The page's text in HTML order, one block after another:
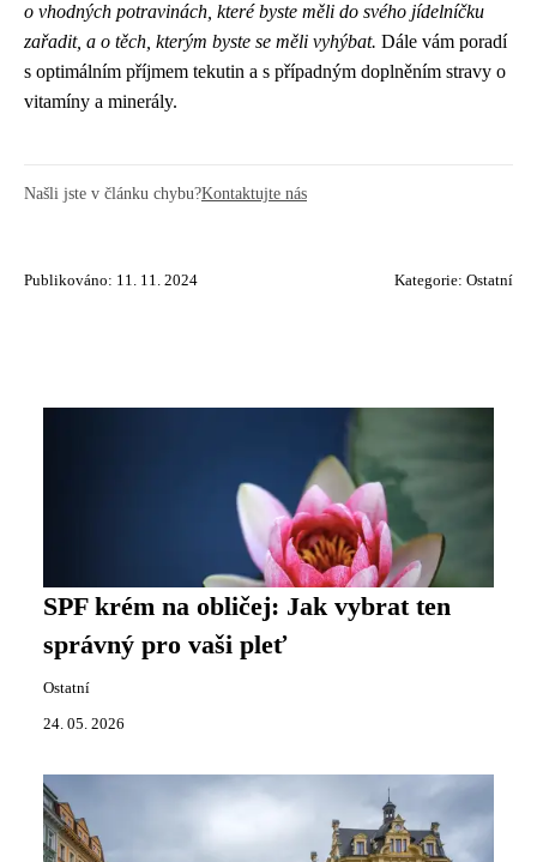
o vhodných potravinách, které byste měli do svého jídelníčku
zařadit, a o těch, kterým byste se měli vyhýbat. Dále vám poradí
s optimálním příjmem tekutin a s případným doplněním stravy o
vitamíny a minerály.
Našli jste v článku chybu?Kontaktujte nás
Publikováno: 11. 11. 2024 Kategorie: Ostatní
SPF krém na obličej: Jak vybrat ten
správný pro vaši pleť
Ostatní
24. 05. 2026